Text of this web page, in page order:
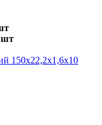
шт
150x22,2x1,6x10